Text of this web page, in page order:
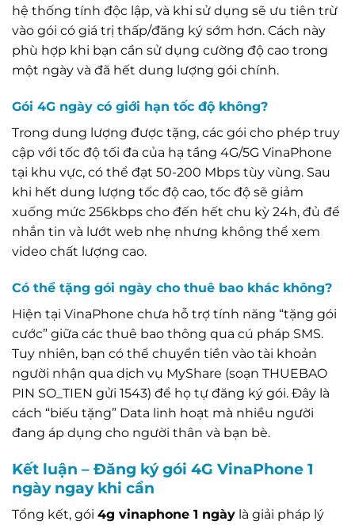
hệ thống tính độc lập, và khi sử dụng sẽ ưu tiên trừ
vào gói có giá trị thấp/đăng ký sớm hơn. Cách này
phù hợp khi bạn cần sử dụng cường độ cao trong
một ngày và đã hết dung lượng gói chính.
Gói 4G ngày có giới hạn tốc độ không?
Trong dung lượng được tặng, các gói cho phép truy
cập với tốc độ tối đa của hạ tầng 4G/5G VinaPhone
tại khu vực, có thể đạt 50-200 Mbps tùy vùng. Sau
khi hết dung lượng tốc độ cao, tốc độ sẽ giảm
xuống mức 256kbps cho đến hết chu kỳ 24h, đủ để
nhắn tin và lướt web nhẹ nhưng không thể xem
video chất lượng cao.
Có thể tặng gói ngày cho thuê bao khác không?
Hiện tại VinaPhone chưa hỗ trợ tính năng “tặng gói
cước” giữa các thuê bao thông qua cú pháp SMS.
Tuy nhiên, bạn có thể chuyển tiền vào tài khoản
người nhận qua dịch vụ MyShare (soạn THUEBAO
PIN SO_TIEN gửi 1543) để họ tự đăng ký gói. Đây là
cách “biếu tặng” Data linh hoạt mà nhiều người
đang áp dụng cho người thân và bạn bè.
Kết luận – Đăng ký gói 4G VinaPhone 1
ngày ngay khi cần
Tổng kết, gói 4g vinaphone 1 ngày là giải pháp lý